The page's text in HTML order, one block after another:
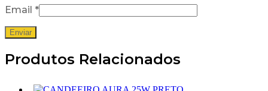
Email *
Produtos Relacionados